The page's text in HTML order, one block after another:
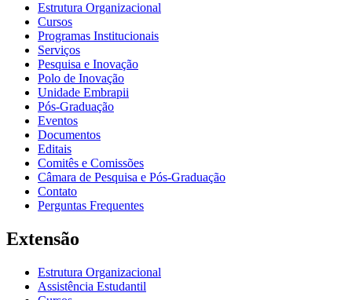
Estrutura Organizacional
Cursos
Programas Institucionais
Serviços
Pesquisa e Inovação
Polo de Inovação
Unidade Embrapii
Pós-Graduação
Eventos
Documentos
Editais
Comitês e Comissões
Câmara de Pesquisa e Pós-Graduação
Contato
Perguntas Frequentes
Extensão
Estrutura Organizacional
Assistência Estudantil